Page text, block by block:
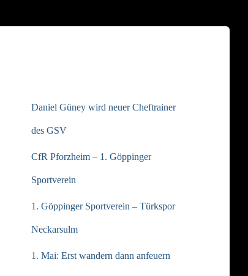
Daniel Güney wird neuer Cheftrainer
des GSV
CfR Pforzheim – 1. Göppinger
Sportverein
1. Göppinger Sportverein – Türkspor
Neckarsulm
1. Mai: Erst wandern dann anfeuern